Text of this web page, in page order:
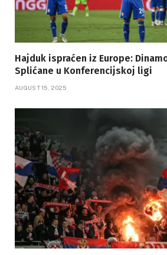
Hajduk ispraćen iz Europe:
Splićane u Konferencijskoj ligi
AUGUST 15, 2025